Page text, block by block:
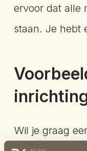
ervoor dat alle
staan. Je hebt
Wil je graag